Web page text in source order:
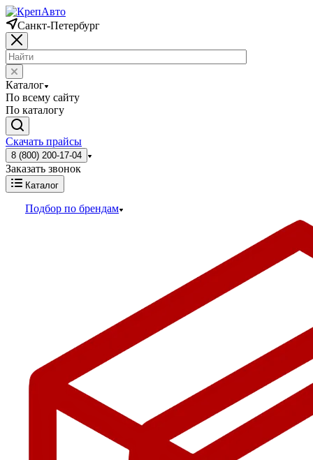
Санкт-Петербург
Каталог
По всему сайту
По каталогу
Скачать прайсы
8 (800) 200-17-04
Заказать звонок
Каталог
Подбор по брендам